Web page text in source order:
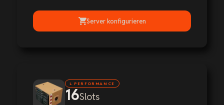
Server konfigurieren
L PERFORMANCE
16Slots